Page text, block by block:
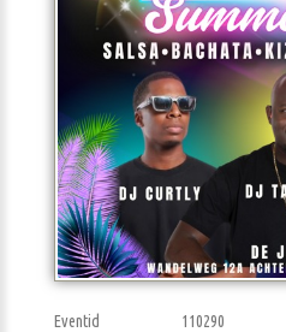
Eventid
110290